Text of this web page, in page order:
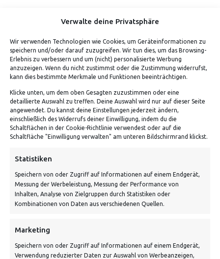
Verwalte deine Privatsphäre
Wir verwenden Technologien wie Cookies, um Geräteinformationen zu
speichern und/oder darauf zuzugreifen. Wir tun dies, um das Browsing-
Erlebnis zu verbessern und um (nicht) personalisierte Werbung
anzuzeigen. Wenn du nicht zustimmst oder die Zustimmung widerrufst,
kann dies bestimmte Merkmale und Funktionen beeinträchtigen.
Klicke unten, um dem oben Gesagten zuzustimmen oder eine
detaillierte Auswahl zu treffen. Deine Auswahl wird nur auf dieser Seite
angewendet. Du kannst deine Einstellungen jederzeit ändern,
einschließlich des Widerrufs deiner Einwilligung, indem du die
Schaltflächen in der Cookie-Richtlinie verwendest oder auf die
Schaltfläche "Einwilligung verwalten" am unteren Bildschirmrand klickst.
Statistiken
Speichern von oder Zugriff auf Informationen auf einem Endgerät,
Messung der Werbeleistung, Messung der Performance von
Inhalten, Analyse von Zielgruppen durch Statistiken oder
Kombinationen von Daten aus verschiedenen Quellen.
Marketing
Speichern von oder Zugriff auf Informationen auf einem Endgerät,
Verwendung reduzierter Daten zur Auswahl von Werbeanzeigen,
ADRESSE
Von Tiling GmbH
Kontakt: Mo - Fr von 10:00 bis 18:00 Uhr
info@vontiling.de